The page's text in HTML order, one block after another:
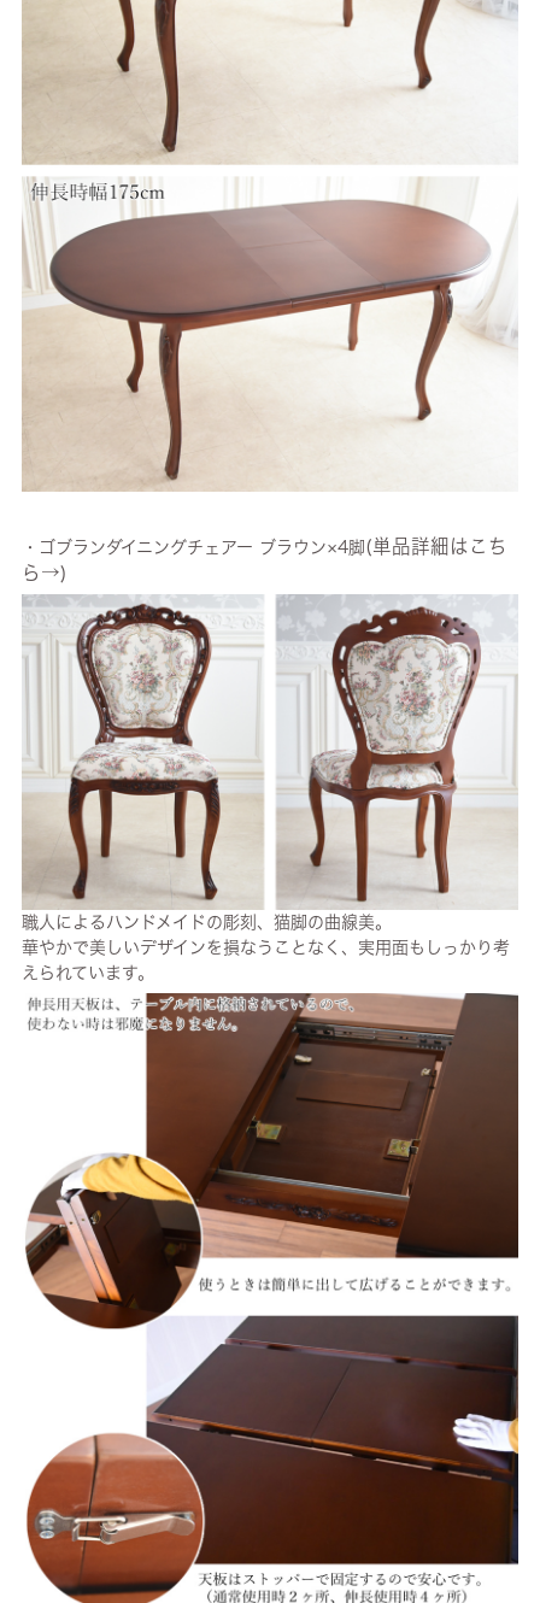
・ゴブランダイニングチェアー ブラウン×4脚 (単品詳細はこち
ら→)
職人によるハンドメイドの彫刻、猫脚の曲線美。
華やかで美しいデザインを損なうことなく、実用面もしっかり考
えられています。